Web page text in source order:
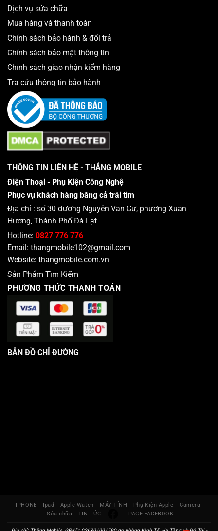
Dịch vụ sửa chữa
Mua hàng và thanh toán
Chính sách bảo hành & đổi trả
Chính sách bảo mật thông tin
Chính sách giao nhận kiểm hàng
Tra cứu thông tin bảo hành
THÔNG TIN LIÊN HỆ - THẮNG MOBILE
Điện Thoại - Phụ Kiện Công Nghệ
Phục vụ khách hàng bằng cả trái tim
Địa chỉ : số 30 đường Nguyễn Văn Cừ, phường Xuân
Hương, Thành Phố Đà Lạt
Hotline: 0827 776 776
Email: thangmobile102@gmail.com
Website: thangmobile.com.vn
Sản Phẩm Tìm Kiếm
PHƯƠNG THỨC THANH TOÁN
BẢN ĐỒ CHỈ ĐƯỜNG
IPHONE Ipad Apple Watch MÁY TÍNH Phụ Kiện Apple
Camera
Sửa chữa
TIN TỨC PAGE FACEBOOK